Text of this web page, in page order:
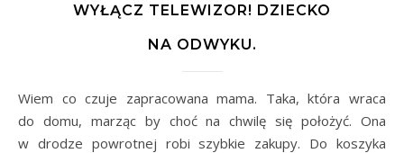
WYŁĄCZ TELEWIZOR! DZIECKO
NA ODWYKU.
Wiem co czuje zapracowana mama. Taka, która wraca
do domu, marząc by choć na chwilę się położyć. Ona
w drodze powrotnej robi szybkie zakupy. Do koszyka